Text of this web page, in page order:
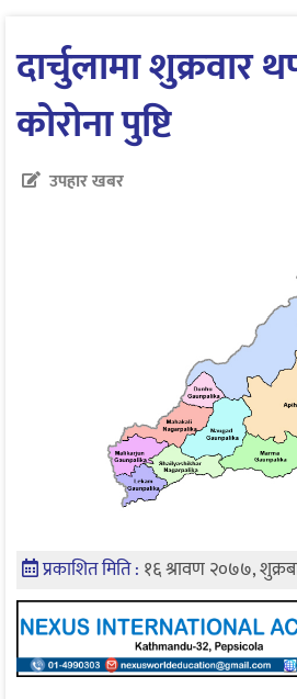
दार्चुलामा शुक्रवार
कोरोना पुष्टि
उपहार खबर
प्रकाशित मिति : १६ श्रावण २०७७,